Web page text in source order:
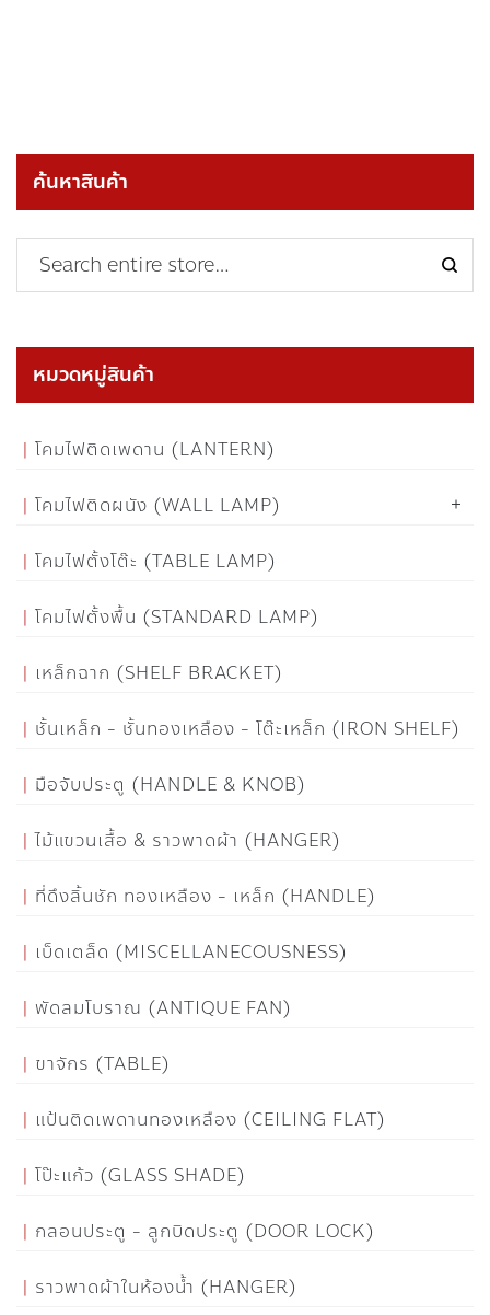
ค้นหาสินค้า
หมวดหมู่สินค้า
โคมไฟติดเพดาน (LANTERN)
โคมไฟติดผนัง (WALL LAMP)
โคมไฟตั้งโต๊ะ (TABLE LAMP)
โคมไฟตั้งพื้น (STANDARD LAMP)
เหล็กฉาก (SHELF BRACKET)
ชั้นเหล็ก - ชั้นทองเหลือง - โต๊ะเหล็ก (IRON SHELF)
มือจับประตู (HANDLE & KNOB)
ไม้แขวนเสื้อ & ราวพาดผ้า (HANGER)
ที่ดึงลิ้นชัก ทองเหลือง - เหล็ก (HANDLE)
เบ็ดเตล็ด (MISCELLANECOUSNESS)
พัดลมโบราณ (ANTIQUE FAN)
ขาจักร (TABLE)
แป้นติดเพดานทองเหลือง (CEILING FLAT)
โป๊ะแก้ว (GLASS SHADE)
กลอนประตู - ลูกบิดประตู (DOOR LOCK)
ราวพาดผ้าในห้องน้ำ (HANGER)